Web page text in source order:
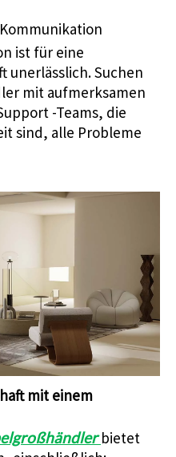
ist für eine
unerlässlich. Suchen
mit aufmerksamen
-Teams, die
sind, alle Probleme
mit einem
bietet